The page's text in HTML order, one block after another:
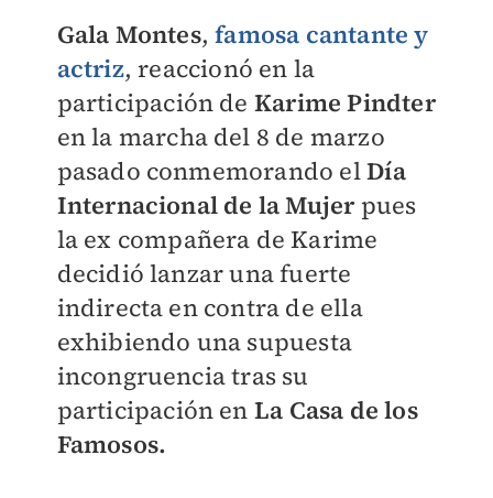
Gala Montes,famosa cantante y
actriz, reaccionó en la
participación de Karime Pindter
en la marcha del 8 de marzo
pasado conmemorando elDía
Internacional de la Mujerpues
la ex compañera de Karime
decidió lanzar una fuerte
indirecta en contra de ella
exhibiendo una supuesta
incongruencia tras su
participación en La Casa de los
Famosos.